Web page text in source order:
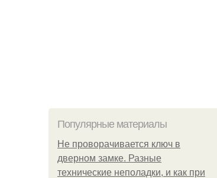
Популярные материалы
Не проворачивается ключ в
дверном замке. Разные
технические неполадки, и как при